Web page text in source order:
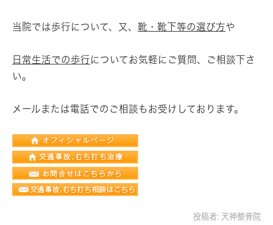
当院では歩行について、又、 靴・靴下等の選び方や
日常生活での歩行についてお気軽にご質問、ご相談下さ
い。
メールまたは電話でのご相談もお受けしております。
投稿者: 天神整骨院